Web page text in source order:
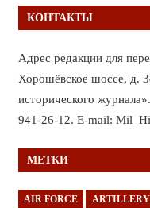
КОНТАКТЫ
Адрес редакции для
Хорошёвское шоссе, д.
исторического
941-26-12. E-mail:
МЕТКИ
AIR FORCE ARTILLERY